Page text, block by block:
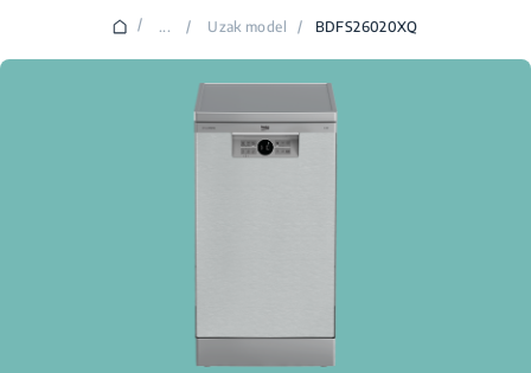
/ ... / Uzak model / BDFS26020XQ